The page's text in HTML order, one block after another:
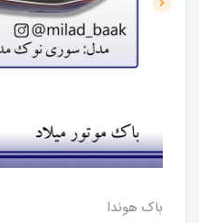
باک هوندا